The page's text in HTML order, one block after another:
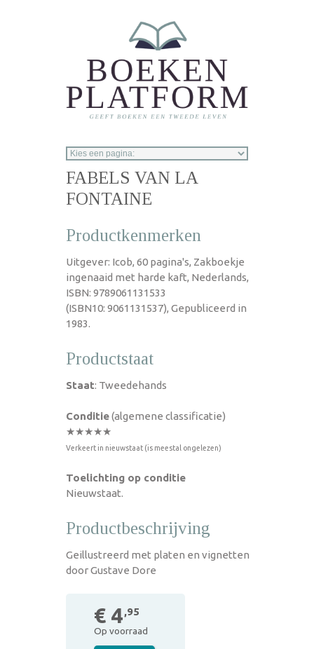
FABELS VAN LA
FONTAINE
Productkenmerken
Uitgever: Icob, 60 pagina's, Zakboekje
ingenaaid met harde kaft, Nederlands,
ISBN: 9789061131533
(ISBN10: 9061131537), Gepubliceerd in
1983.
Productstaat
Staat: Tweedehands
Conditie(algemene classificatie)
★★★★★
Verkeert in nieuwstaat (is meestal ongelezen)
Toelichting op conditie
Nieuwstaat.
Productbeschrijving
Geillustreerd met platen en vignetten
door Gustave Dore
€ 4,95
Op voorraad